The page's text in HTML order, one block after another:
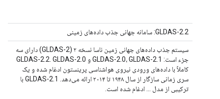
GLDAS-2.2: سامانه جهانی جذب داده‌های زمینی
سیستم جذب داده‌های جهانی زمین ناسا نسخه ۲ (GLDAS-2) دارای سه
جزء است: GLDAS-2.0، GLDAS-2.1 و GLDAS-2.2. GLDAS-2.0
کاملاً با داده‌های ورودی نیروی هواشناسی پرینستون ادغام شده و یک
سری زمانی سازگار از سال ۱۹۴۸ تا ۲۰۱۴ ارائه می‌دهد. GLDAS-2.1 با
ترکیبی از مدل ... ادغام شده است.